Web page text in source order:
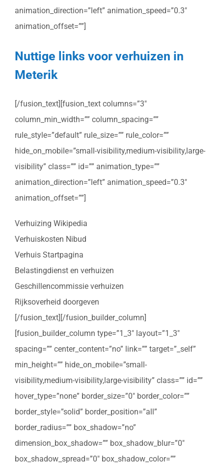
animation_direction=”left” animation_speed=”0.3″
animation_offset=””]
Nuttige links voor verhuizen in
Meterik
[/fusion_text][fusion_text columns=”3″
column_min_width=”” column_spacing=””
rule_style=”default” rule_size=”” rule_color=””
hide_on_mobile=”small-visibility,medium-visibility,large-
visibility” class=”” id=”” animation_type=””
animation_direction=”left” animation_speed=”0.3″
animation_offset=””]
Verhuizing Wikipedia
Verhuiskosten Nibud
Verhuis Startpagina
Belastingdienst en verhuizen
Geschillencommissie verhuizen
Rijksoverheid doorgeven
[/fusion_text][/fusion_builder_column]
[fusion_builder_column type=”1_3″ layout=”1_3″
spacing=”” center_content=”no” link=”” target=”_self”
min_height=”” hide_on_mobile=”small-
visibility,medium-visibility,large-visibility” class=”” id=””
hover_type=”none” border_size=”0″ border_color=””
border_style=”solid” border_position=”all”
border_radius=”” box_shadow=”no”
dimension_box_shadow=”” box_shadow_blur=”0″
box_shadow_spread=”0″ box_shadow_color=””